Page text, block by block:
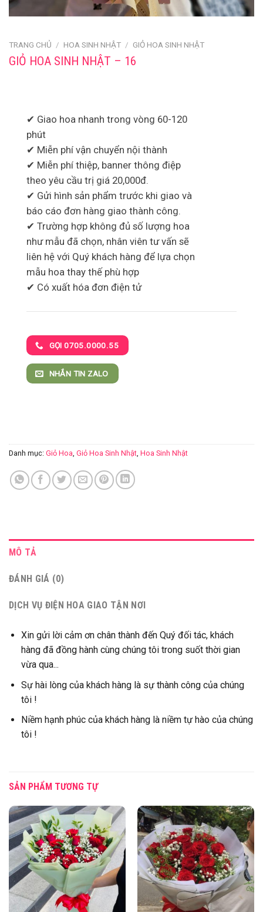
TRANG CHỦ / HOA SINH NHẬT / GIỎ HOA SINH NHẬT
GIỎ HOA SINH NHẬT – 16
✔ Giao hoa nhanh trong vòng 60-120
phút
✔ Miễn phí vận chuyển nội thành
✔ Miễn phí thiệp, banner thông điệp
theo yêu cầu trị giá 20,000đ.
✔ Gửi hình sản phẩm trước khi giao và
báo cáo đơn hàng giao thành công.
✔ Trường hợp không đủ số lượng hoa
như mẫu đã chọn, nhân viên tư vấn sẽ
liên hệ với Quý khách hàng để lựa chọn
mẫu hoa thay thế phù hợp
✔ Có xuất hóa đơn điện tử
GỌI 0705.0000.55
NHẮN TIN ZALO
Danh mục: Giỏ Hoa, Giỏ Hoa Sinh Nhật, Hoa Sinh Nhật
MÔ TẢ
ĐÁNH GIÁ (0)
DỊCH VỤ ĐIỆN HOA GIAO TẬN NƠI
Xin gửi lời cảm ơn chân thành đến Quý đối tác, khách
hàng đã đồng hành cùng chúng tôi trong suốt thời gian
vừa qua...
Sự hài lòng của khách hàng là sự thành công của chúng
tôi !
Niềm hạnh phúc của khách hàng là niềm tự hào của chúng
tôi !
SẢN PHẨM TƯƠNG TỰ